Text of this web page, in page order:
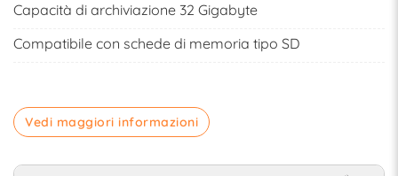
Capacità di archiviazione 32 Gigabyte
Compatibile con schede di memoria tipo SD
Vedi maggiori informazioni